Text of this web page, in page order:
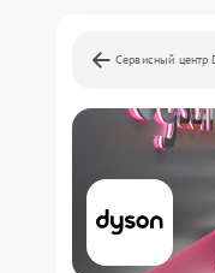
Сервисный центр